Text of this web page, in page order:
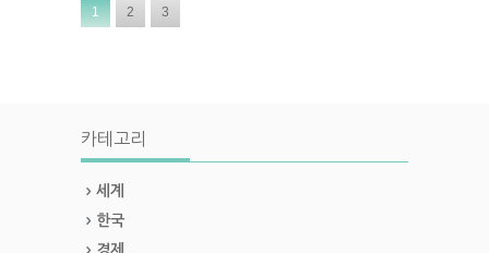
1 2 3
카테고리
세계
한국
경제